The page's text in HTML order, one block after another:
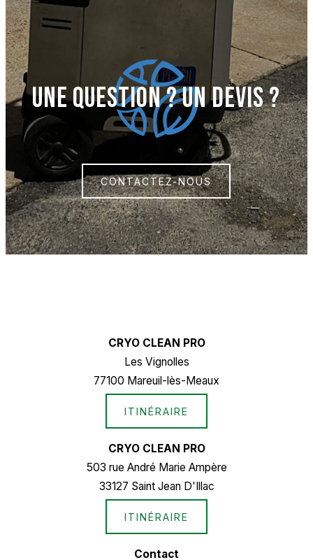
UNE QUESTION ? UN DEVIS ?
CONTACTEZ-NOUS
CRYO CLEAN PRO
Les Vignolles
77100 Mareuil-lès-Meaux
ITINÉRAIRE
CRYO CLEAN PRO
503 rue André Marie Ampère
33127 Saint Jean D'Illac
ITINÉRAIRE
Contact